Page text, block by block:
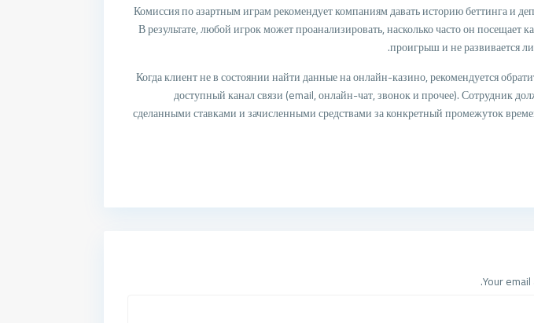
Комиссия по азартным играм рекомендует компаниям давать историю беттинга и
В результате, любой игрок может проанализировать, насколько часто он посещает
проигрыш и не развивается
Когда клиент не в состоянии найти данные на онлайн-казино, рекомендуется
доступный канал связи (email, онлайн-чат, звонок и прочее). Сотрудник
сделанными ставками и зачисленными средствами за конкретный промежуток
Your